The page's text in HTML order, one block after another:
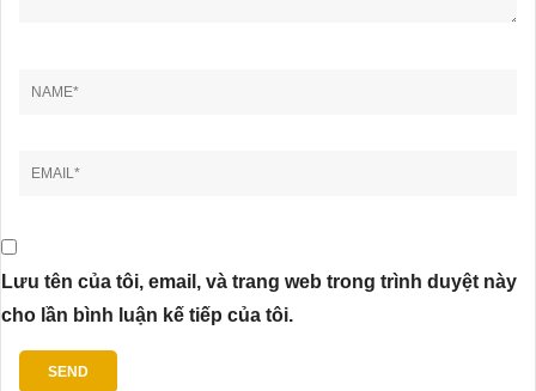
Lưu tên của tôi, email, và trang web trong trình duyệt này
cho lần bình luận kế tiếp của tôi.